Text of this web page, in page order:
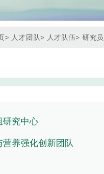
> 人才团队> 人才队伍> 研究员
研究中心
养强化创新团队